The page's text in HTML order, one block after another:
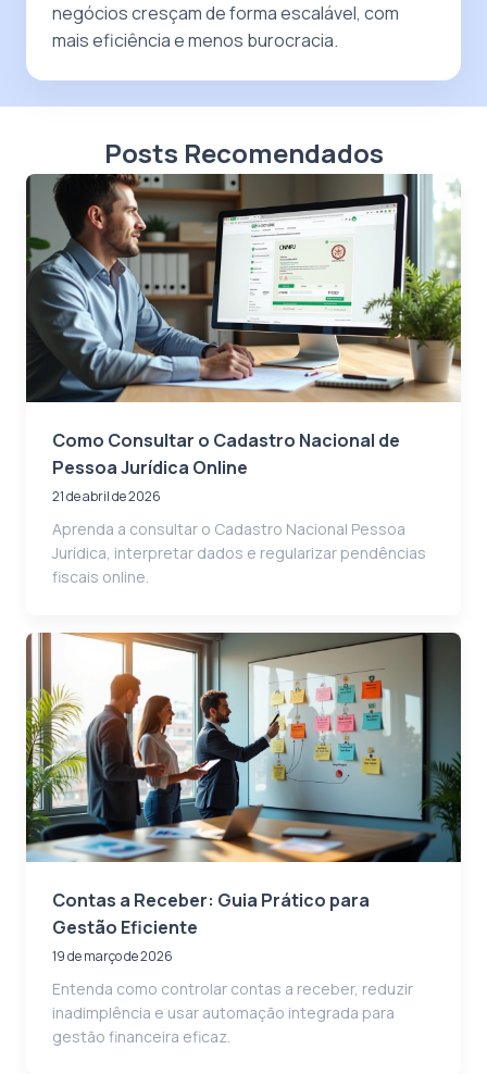
negócios cresçam de forma escalável, com
mais eficiência e menos burocracia.
Posts Recomendados
Como Consultar o Cadastro Nacional de
Pessoa Jurídica Online
21 de abril de 2026
Aprenda a consultar o Cadastro Nacional Pessoa
Jurídica, interpretar dados e regularizar pendências
fiscais online.
Contas a Receber: Guia Prático para
Gestão Eficiente
19 de março de 2026
Entenda como controlar contas a receber, reduzir
inadimplência e usar automação integrada para
gestão financeira eficaz.